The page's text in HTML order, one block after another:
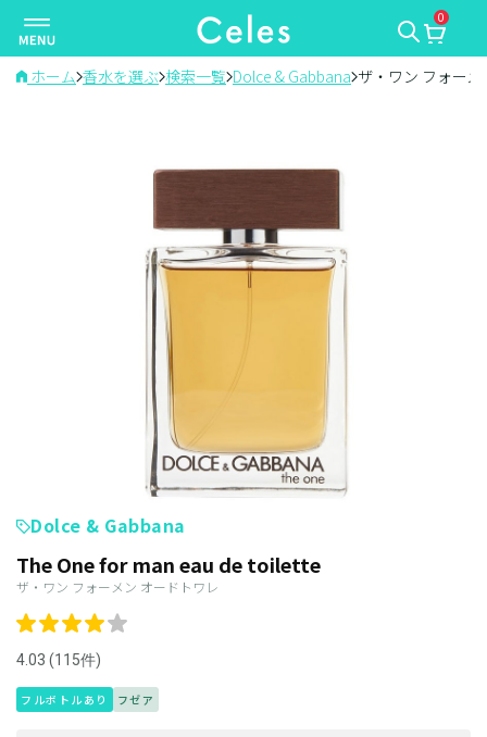
ナ
ビ
ゲ
0
ホーム 香水を選ぶ 検索一覧 Dolce & Gabbana ザ・ワン フォー
Dolce & Gabbana
The One for man eau de toilette
ザ・ワン フォーメン オードトワレ
4.03 (115件)
フルボトルあり フゼア